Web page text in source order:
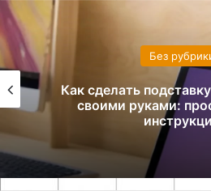
Без
Как сделать
своими руками: